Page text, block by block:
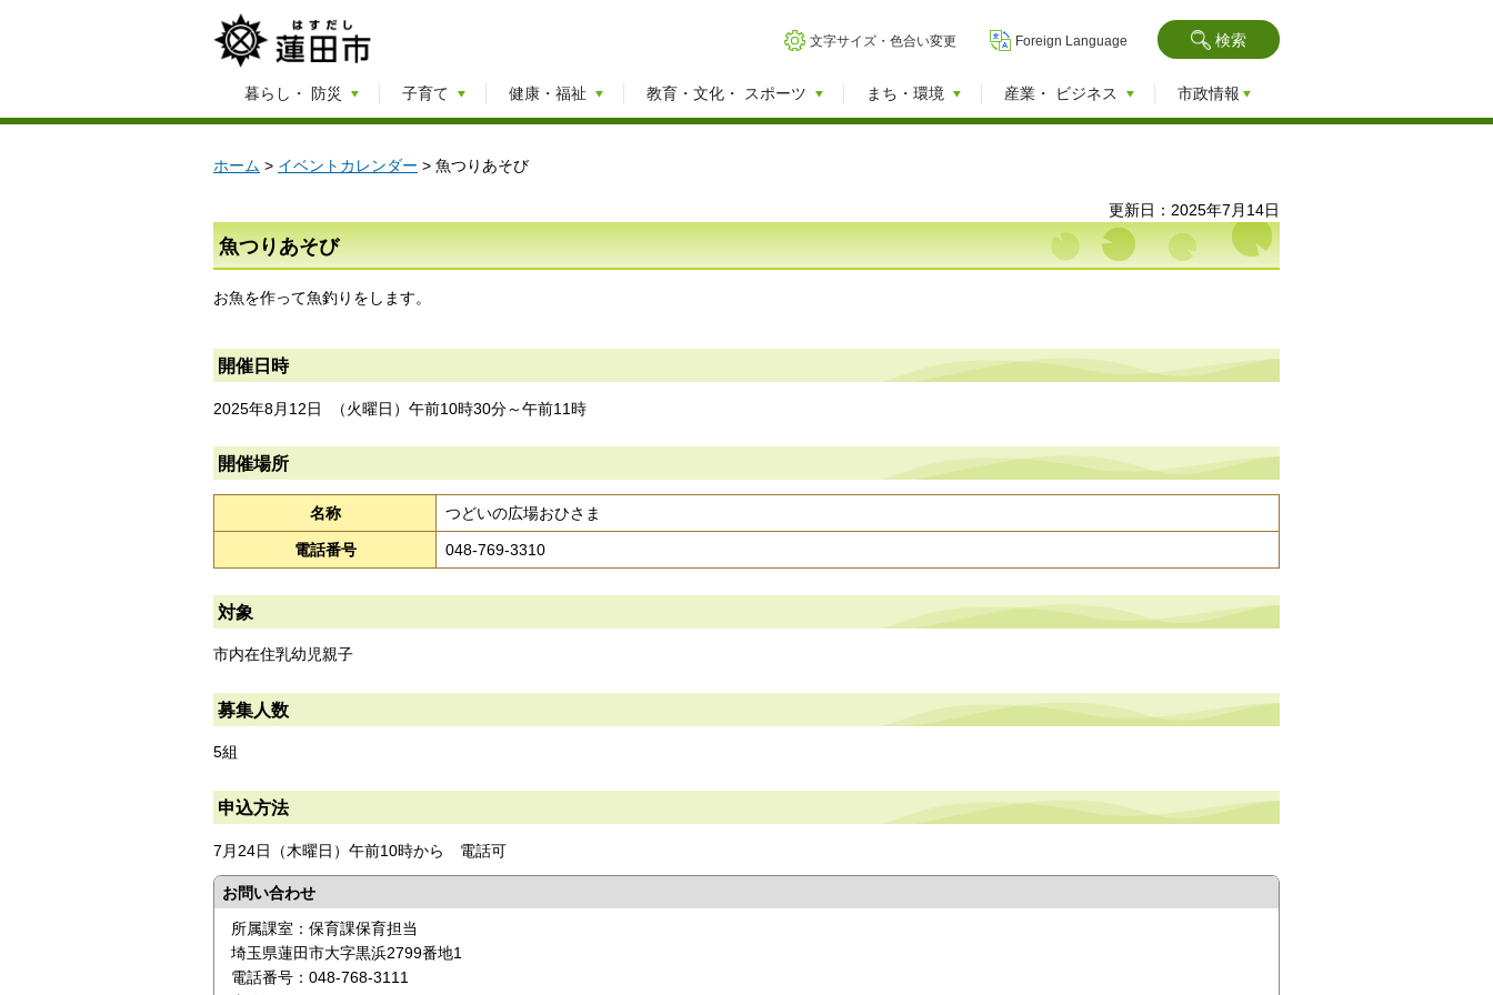
文字サイズ・色合い変更 Foreign Language 検索
暮らし・ 防災 子育て 健康・福祉 教育・文化・ スポーツ まち・環境 産業・ ビジネス 市政情報
ホーム > イベントカレンダー > 魚つりあそび
更新日：2025年7月14日
魚つりあそび
お魚を作って魚釣りをします。
開催日時
2025年8月12日 （火曜日）午前10時30分～午前11時
開催場所
名称 つどいの広場おひさま
電話番号 048-769-3310
対象
市内在住乳幼児親子
募集人数
5組
申込方法
7月24日（木曜日）午前10時から 電話可
お問い合わせ
所属課室：保育課保育担当
埼玉県蓮田市大字黒浜2799番地1
電話番号：048-768-3111